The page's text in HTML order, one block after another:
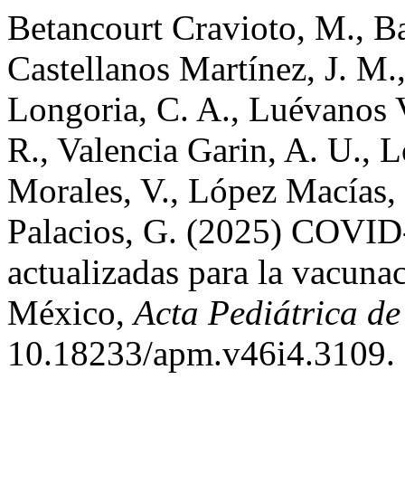
Betancourt Cravioto, M.,
Castellanos Martínez, J.
Longoria, C. A., Luévanos
R., Valencia Garin, A. U.,
Morales, V., López
Palacios, G. (2025)
actualizadas para la
México,Acta Pediátrica
10.18233/apm.v46i4.3109.